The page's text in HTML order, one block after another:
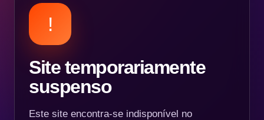
!
Site temporariamente
suspenso
Este site encontra-se indisponível no